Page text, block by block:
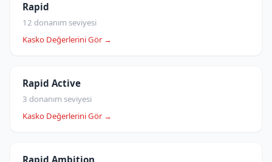
Rapid
12 donanım seviyesi
Kasko Değerlerini Gör →
Rapid Active
3 donanım seviyesi
Kasko Değerlerini Gör →
Rapid Ambition